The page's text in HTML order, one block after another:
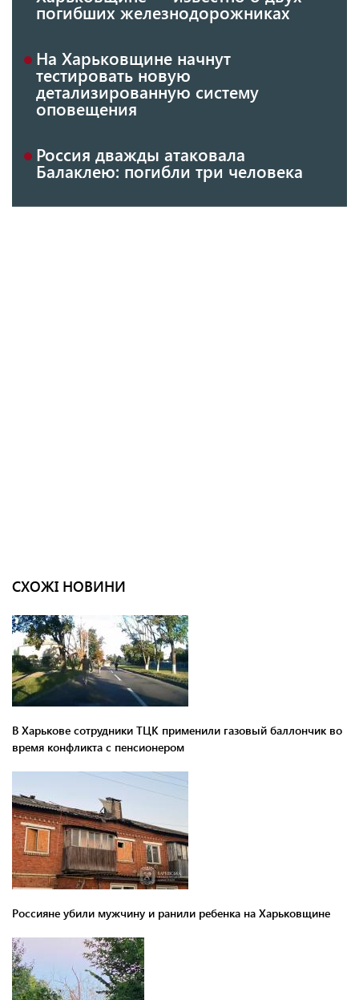
погибших железнодорожниках
На Харьковщине начнут
тестировать новую
детализированную систему
оповещения
Россия дважды атаковала
Балаклею: погибли три человека
СХОЖІ НОВИНИ
В Харькове сотрудники ТЦК применили газовый баллончик во
время конфликта с пенсионером
Россияне убили мужчину и ранили ребенка на Харьковщине